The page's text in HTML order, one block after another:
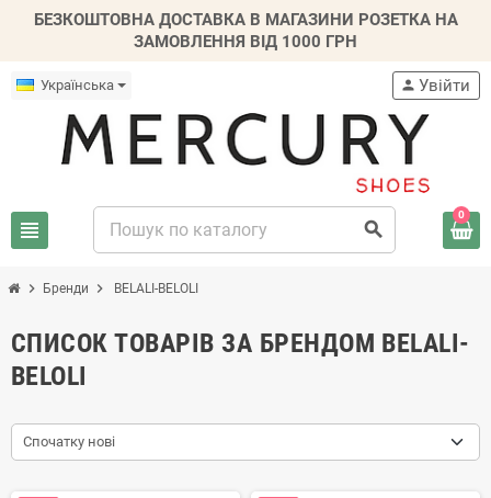
БЕЗКОШТОВНА ДОСТАВКА В МАГАЗИНИ РОЗЕТКА НА
ЗАМОВЛЕННЯ ВІД 1000 ГРН
Українська
view_headline search
person Увійти
0
chevron_right Бренди chevron_right BELALI-BELOLI
СПИСОК ТОВАРІВ ЗА БРЕНДОМ BELALI-
BELOLI
Спочатку нові